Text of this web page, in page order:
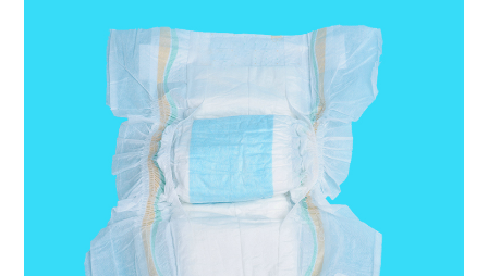
la libertad de movimiento
del bebé.
Banda elástica en la cintura:
la banda elástica en la
cintura de un lado para
garantizar una comodidad
cómoda y ajustada para el